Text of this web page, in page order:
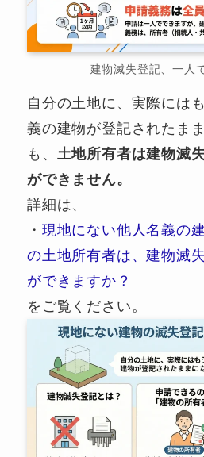
建物滅失登記、一人
自分の土地に、実際には
義の建物が登記されたま
も、 土地所有者は建物滅
ができません。
詳細は、
・ 現地にない他人名義の
の土地所有者は、建物滅
ができますか？
をご覧ください。